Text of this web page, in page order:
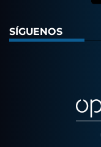
SÍGUENOS